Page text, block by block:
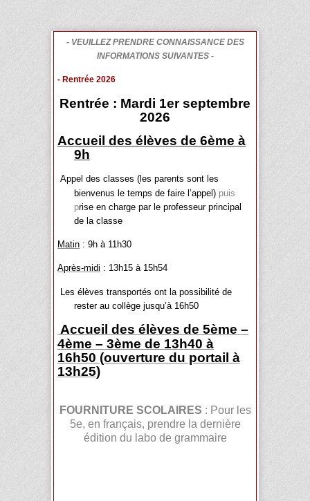
- VEUILLEZ PRENDRE CONNAISSANCE DES
INFORMATIONS SUIVANTES -
- Rentrée 2026
Rentrée : Mardi 1er septembre
2026
Accueil des élèves de 6ème à
9h
Appel des classes (les parents sont les
bienvenus le temps de faire l’appel) puis
prise en charge par le professeur principal
de la classe
Matin : 9h à 11h30
Après-midi : 13h15 à 15h54
Les élèves transportés ont la possibilité de
rester au collège jusqu’à 16h50
Accueil des élèves de 5ème –
4ème – 3ème de 13h40 à
16h50 (ouverture du portail à
13h25)
FOURNITURE SCOLAIRES : Pour les
5e, en français, prendre la dernière
édition du labo de grammaire